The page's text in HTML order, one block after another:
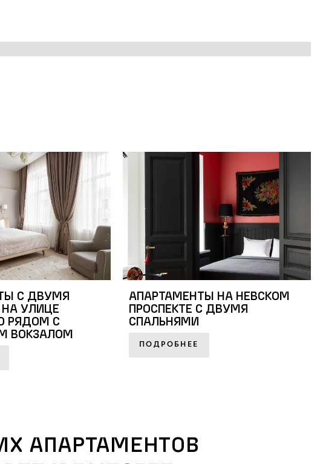
С ДВУМЯ
УЛИЦЕ
РЯДОМ С
ВОКЗАЛОМ
АПАРТАМЕНТЫ НА НЕВСКОМ
ПРОСПЕКТЕ С ДВУМЯ
СПАЛЬНЯМИ
ПОДРОБНЕЕ
АПАРТАМЕНТОВ